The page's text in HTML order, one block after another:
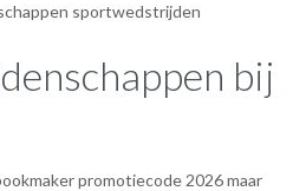
sportwedstrijden
bij
promotiecode 2026 maar